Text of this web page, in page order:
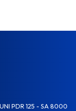
PDR 125 - SA 8000